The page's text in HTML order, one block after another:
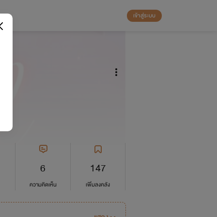
เข้าสู่ระบบ
6
ความคิดเห็น
147
เพิ่มลงคลัง